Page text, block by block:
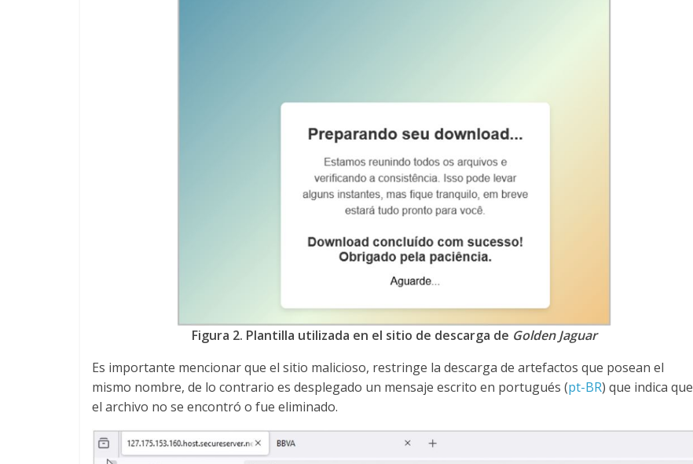
Figura 2. Plantilla utilizada en el sitio de descarga de Golden Jaguar
Es importante mencionar que el sitio malicioso, restringe la descarga de artefactos que posean el
mismo nombre, de lo contrario es desplegado un mensaje escrito en portugués (pt-BR) que indica que
el archivo no se encontró o fue eliminado.